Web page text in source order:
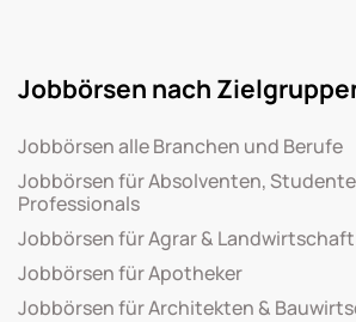
Jobbörsen nach
Jobbörsen alle Branchen und Berufe
Jobbörsen für Absolventen,
Professionals
Jobbörsen für Agrar & Landwirtschaft
Jobbörsen für Apotheker
Jobbörsen für Architekten &